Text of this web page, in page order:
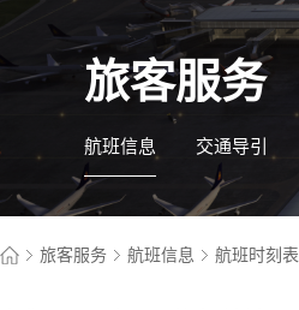
旅客服务
航班信息 交通导引
旅客服务 航班信息 航班时刻表